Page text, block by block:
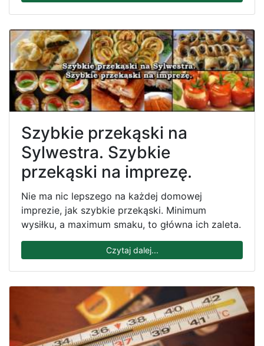
Szybkie przekąski na
Sylwestra. Szybkie
przekąski na imprezę.
Nie ma nic lepszego na każdej domowej
imprezie, jak szybkie przekąski. Minimum
wysiłku, a maximum smaku, to główna ich zaleta.
Czytaj dalej...